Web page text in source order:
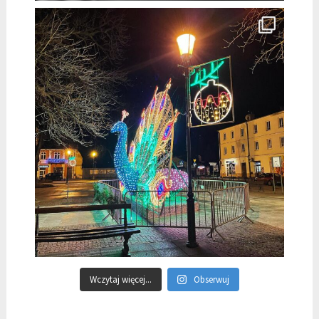
Wczytaj więcej... Obserwuj